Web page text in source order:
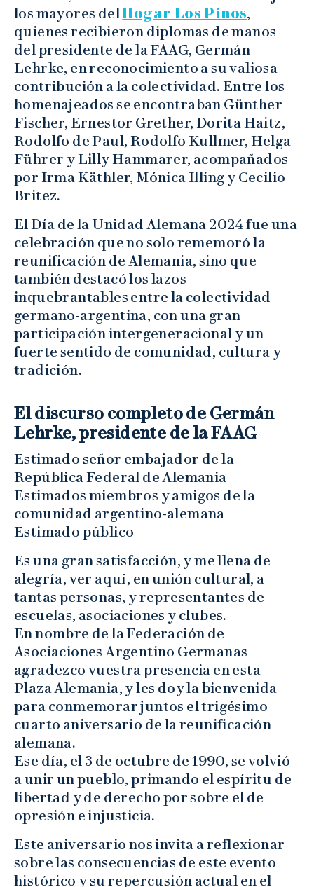
los mayores delHogar Los Pinos,
quienes recibieron diplomas de manos
del presidente de la FAAG, Germán
Lehrke, en reconocimiento a su valiosa
contribución a la colectividad. Entre los
homenajeados se encontraban Günther
Fischer, Ernestor Grether, Dorita Haitz,
Rodolfo de Paul, Rodolfo Kullmer, Helga
Führer y Lilly Hammarer, acompañados
por Irma Käthler, Mónica Illing y Cecilio
Britez.
El Día de la Unidad Alemana 2024 fue una
celebración que no solo rememoró la
reunificación de Alemania, sino que
también destacó los lazos
inquebrantables entre la colectividad
germano-argentina, con una gran
participación intergeneracional y un
fuerte sentido de comunidad, cultura y
tradición.
El discurso completo de Germán
Lehrke, presidente de la FAAG
Estimado señor embajador de la
República Federal de Alemania
Estimados miembros y amigos de la
comunidad argentino-alemana
Estimado público
Es una gran satisfacción, y me llena de
alegría, ver aquí, en unión cultural, a
tantas personas, y representantes de
escuelas, asociaciones y clubes.
En nombre de la Federación de
Asociaciones Argentino Germanas
agradezco vuestra presencia en esta
Plaza Alemania, y les doy la bienvenida
para conmemorar juntos el trigésimo
cuarto aniversario de la reunificación
alemana.
Ese día, el 3 de octubre de 1990, se volvió
a unir un pueblo, primando el espíritu de
libertad y de derecho por sobre el de
opresión e injusticia.
Este aniversario nos invita a reflexionar
sobre las consecuencias de este evento
histórico y su repercusión actual en el